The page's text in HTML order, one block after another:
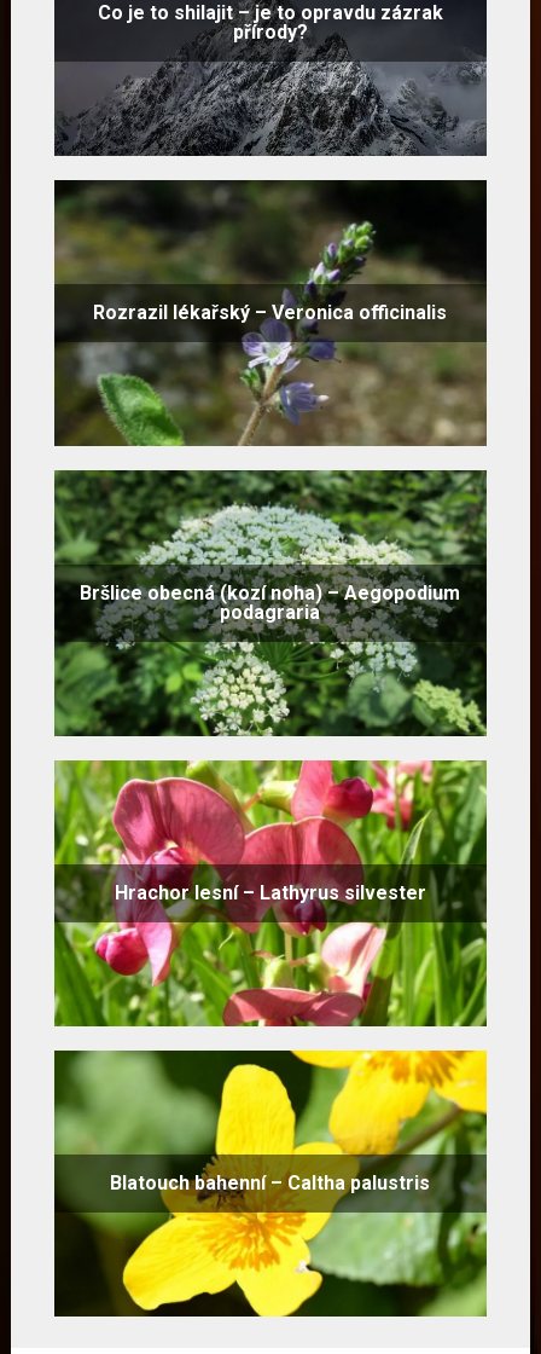
Co je to shilajit – je to opravdu zázrak
přírody?
Rozrazil lékařský – Veronica officinalis
Bršlice obecná (kozí noha) – Aegopodium
podagraria
Hrachor lesní – Lathyrus silvester
Blatouch bahenní – Caltha palustris